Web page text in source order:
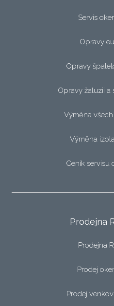
Servis
Opravy
Opravy
Opravy žaluzii a
Výměna
Výměna
Ceník servisu
Prodejna
Prodejna
Prodej
Prodej